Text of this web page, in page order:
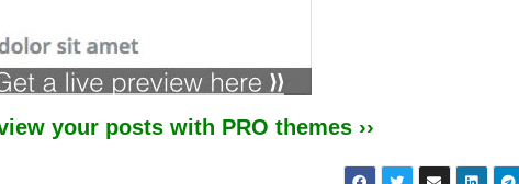
your posts with PRO themes ››